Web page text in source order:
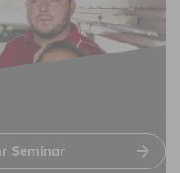
Seminar